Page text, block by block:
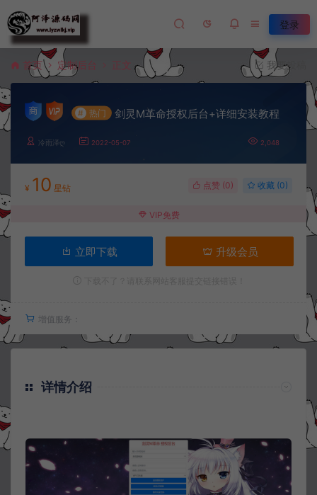
登录
首页 定制后台 正文 我要投稿
# 热门 剑灵M革命授权后台+详细安装教程
冷雨泽ღ 2022-05-07 2,048
¥ 10 星钻 点赞 (0) 收藏 (0)
VIP免费
立即下载 升级会员
增值服务：
详情介绍